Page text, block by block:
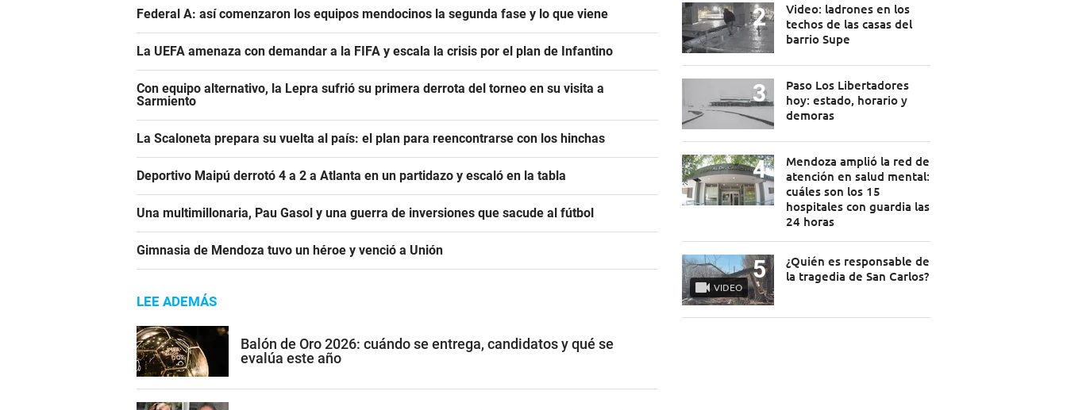
Federal A: así comenzaron los equipos mendocinos la segunda fase y lo que viene
La UEFA amenaza con demandar a la FIFA y escala la crisis por el plan de Infantino
Con equipo alternativo, la Lepra sufrió su primera derrota del torneo en su visita a
Sarmiento
La Scaloneta prepara su vuelta al país: el plan para reencontrarse con los hinchas
Deportivo Maipú derrotó 4 a 2 a Atlanta en un partidazo y escaló en la tabla
Una multimillonaria, Pau Gasol y una guerra de inversiones que sacude al fútbol
Gimnasia de Mendoza tuvo un héroe y venció a Unión
LEE ADEMÁS
Balón de Oro 2026: cuándo se entrega, candidatos y qué se
evalúa este año
Video: ladrones en los
techos de las casas del
barrio Supe
Paso Los Libertadores
hoy: estado, horario y
demoras
Mendoza amplió la red de
atención en salud mental:
cuáles son los 15
hospitales con guardia las
24 horas
VIDEO
¿Quién es responsable de
la tragedia de San Carlos?